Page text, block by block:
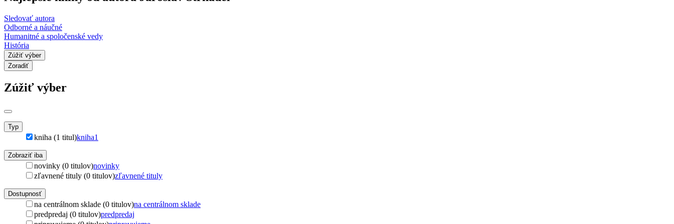
Sledovať autora
Odborné a náučné
Humanitné a spoločenské vedy
História
Zúžiť výber
Zoradiť
Zúžiť výber
Typ
kniha (1 titul)kniha1
Zobraziť iba
novinky (0 titulov)novinky
zľavnené tituly (0 titulov)zľavnené tituly
Dostupnosť
na centrálnom sklade (0 titulov)na centrálnom sklade
predpredaj (0 titulov)predpredaj